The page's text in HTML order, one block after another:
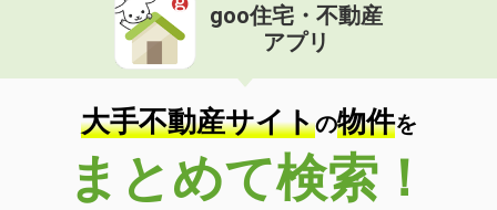
goo住宅・不動産
アプリ
大手不動産サイトの物件を
まとめて検索！